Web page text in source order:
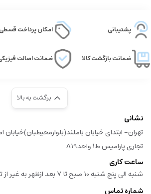
پشتیبانی امکان پرداخت قسطی
ضمانت بازگشت کالا ضمانت اصالت
برگشت به بالا
نشانی
تهران- ابتدای خیابان
تجاری پارامیس ط1 واحدA19
ساعت کاری
شنبه الی پنج شنبه 10 صبح تا 7 بعد ازظهر به غیر از تعطیلات رسمی
شماره تماس